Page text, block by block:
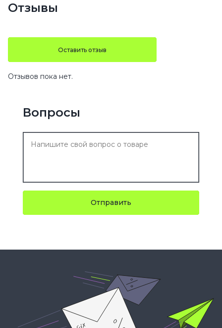
Отзывы
Оставить отзыв
Отзывов пока нет.
Вопросы
Отправить